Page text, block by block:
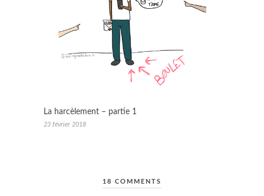
La harcèlement – partie 1
23 février 2018
18 COMMENTS